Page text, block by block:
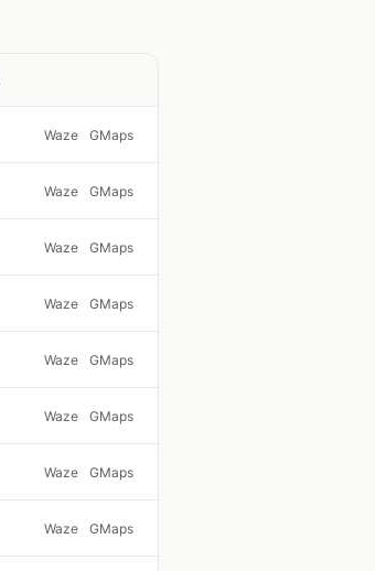
Waze GMaps
Waze GMaps
Waze GMaps
Waze GMaps
Waze GMaps
Waze GMaps
Waze GMaps
Waze GMaps